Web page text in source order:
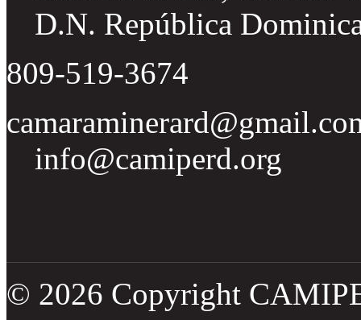
D.N. República
809-519-3674
info@camiperd.org
© 2026 Copyright